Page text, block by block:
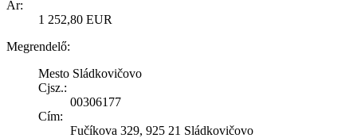
Ár:
1 252,80 EUR
Megrendelő:
Mesto Sládkovičovo
Cjsz.:
00306177
Cím:
Fučíkova 329, 925 21 Sládkovičovo